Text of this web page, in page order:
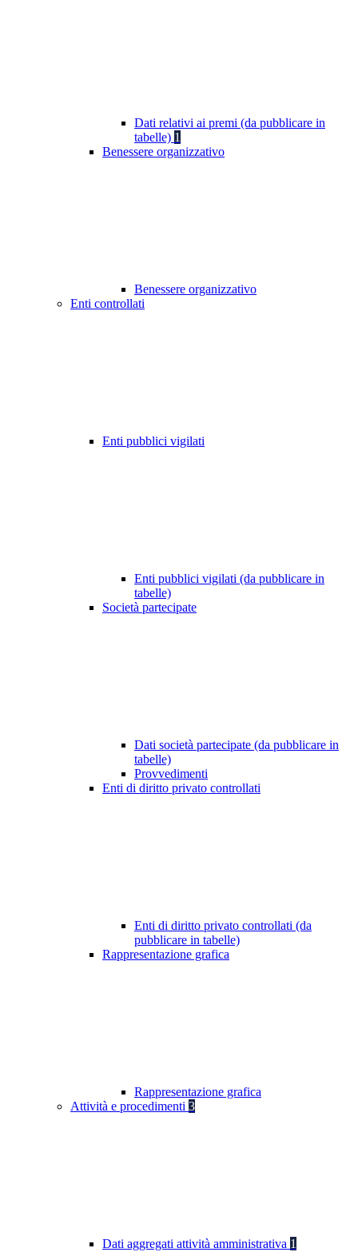
Dati relativi ai premi (da pubblicare in
tabelle) 1
Benessere organizzativo
Benessere organizzativo
Enti controllati
Enti pubblici vigilati
Enti pubblici vigilati (da pubblicare in
tabelle)
Società partecipate
Dati società partecipate (da pubblicare in
tabelle)
Provvedimenti
Enti di diritto privato controllati
Enti di diritto privato controllati (da
pubblicare in tabelle)
Rappresentazione grafica
Rappresentazione grafica
Attività e procedimenti 3
Dati aggregati attività amministrativa 1